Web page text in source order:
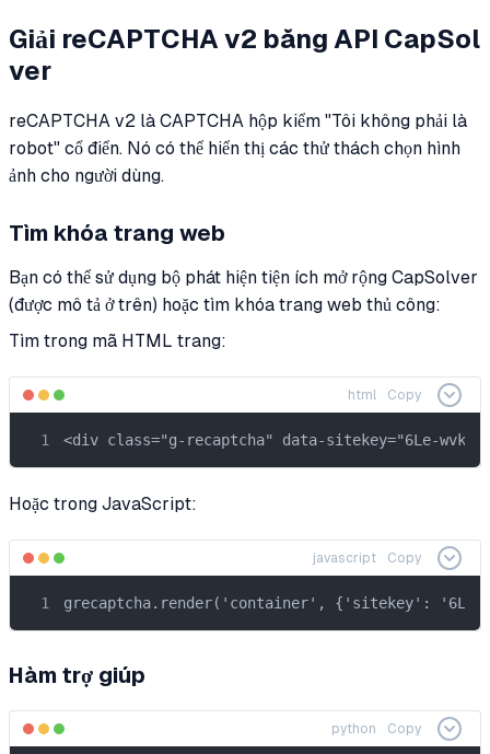
Giải reCAPTCHA v2 bằng API CapSol
ver
reCAPTCHA v2 là CAPTCHA hộp kiểm "Tôi không phải là
robot" cổ điển. Nó có thể hiển thị các thử thách chọn hình
ảnh cho người dùng.
Tìm khóa trang web
Bạn có thể sử dụng bộ phát hiện tiện ích mở rộng CapSolver
(được mô tả ở trên) hoặc tìm khóa trang web thủ công:
Tìm trong mã HTML trang:
html Copy
<div class="g-recaptcha" data-sitekey="6Le-
Hoặc trong JavaScript:
javascript Copy
grecaptcha.render('container', {'sitekey':
Hàm trợ giúp
python Copy